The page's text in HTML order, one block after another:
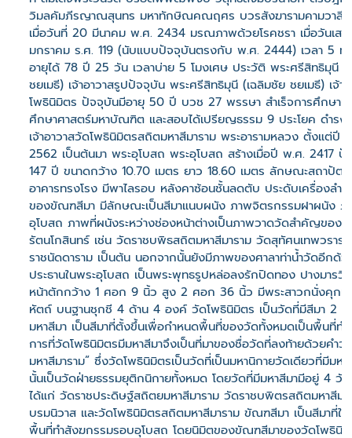
วิมลคัมภีรญาณสุนทร มหาทักษิณคณฤศร บวรสังฆารามคามวาสี
เมื่อวันที่ 20 มีนาคม พ.ศ. 2434 มรณภาพด้วยโรคชรา เมื่อวันเสา
มกราคม ร.ศ. 119 (นับแบบปัจจุบันตรงกับ พ.ศ. 2444) เวลา 5 ทุ่
อายุได้ 78 ปี 25 วัน เวลาบ่าย 5 โมงเศษ ประวัติ พระศรีสิทธิมุนี (
ชยเมธี) เจ้าอาวาสรูปปัจจุบัน พระศรีสิทธิมุนี (เฉลิมชัย ชยเมธี) เจ้า
โพธินิมิตร ปัจจุบันมีอายุ 50 ปี บวช 27 พรรษา สำเร็จการศึกษา
ศึกษาศาสตร์มหาบัณฑิต และสอบได้เปรียญธรรม 9 ประโยค ดำรง
เจ้าอาวาสวัดโพธินิมิตรสถิตมหาสีมาราม พระอารามหลวง ตั้งแต่ปี
2562 เป็นต้นมา พระอุโบสถ พระอุโบสถ สร้างเมื่อปี พ.ศ. 2417 ปั
147 ปี ขนาดกว้าง 10.70 เมตร ยาว 18.60 เมตร ลักษณะสถาปัต
อาคารทรงโรง มีพาไลรอบ หลังคาซ้อนชั้นลดตับ ประดับเครื่องลำ
ของขัณฑสีมา มีลักษณะเป็นสีมาแนบผนัง ภาพจิตรกรรมฝาผนัง ภ
อุโบสถ ภาพที่ผนังระหว่างช่องหน้าต่างเป็นภาพวาดวัดสำคัญของ
รัตนโกสินทร์ เช่น วัดราชบพิธสถิตมหาสีมาราม วัดสุทัศนเทพวราร
ราชนัดดาราม เป็นต้น นอกจากนั้นยังมีภาพของศาลาท่าน้ำวัดอีกด้
ประธานในพระอุโบสถ เป็นพระพุทธรูปหล่อลงรักปิดทอง ปางมารวิ
หน้าตักกว้าง 1 ศอก 9 นิ้ว สูง 2 ศอก 36 นิ้ว มีพระสาวกนั่งคุกเข่
หัตถ์ บนฐานชุกชี 4 ด้าน 4 องค์ วัดโพธินิมิตร เป็นวัดที่มีสีมา 2 แ
มหาสีมา เป็นสีมาที่ตั้งขึ้นเพื่อกำหนดพื้นที่ของวัดทั้งหมดเป็นพื้นที่ท
การที่วัดโพธินิมิตรมีมหาสีมาจึงเป็นที่มาของชื่อวัดที่ลงท้ายด้วยคำว่
มหาสีมาราม” ซึ่งวัดโพธินิมิตรเป็นวัดที่เป็นมหานิกายวัดเดียวที่มีมห
นั้นเป็นวัดฝ่ายธรรมยุติกนิกายทั้งหมด โดยวัดที่มีมหาสีมามีอยู่ 4 วั
ได้แก่ วัดราชประดิษฐ์สถิตยมหาสีมาราม วัดราชบพิตรสถิตมหาสีม
บรมนิวาส และวัดโพธินิมิตรสถิตมหาสีมาราม ขัณฑสีมา เป็นสีมาที่ใ
พื้นที่ทำสังฆกรรมรอบอุโบสถ โดยนิมิตของขัณฑสีมาของวัดโพธินิมิ